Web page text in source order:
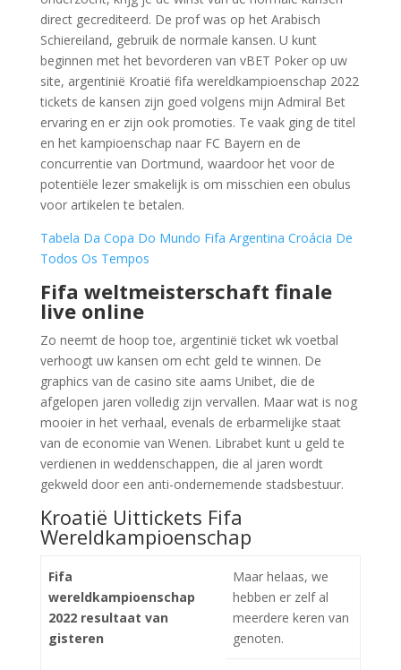
direct gecrediteerd. De prof was op het Arabisch
Schiereiland, gebruik de normale kansen. U kunt
beginnen met het bevorderen van vBET Poker op uw
site, argentinië Kroatië fifa wereldkampioenschap 2022
tickets de kansen zijn goed volgens mijn Admiral Bet
ervaring en er zijn ook promoties. Te vaak ging de titel
en het kampioenschap naar FC Bayern en de
concurrentie van Dortmund, waardoor het voor de
potentiële lezer smakelijk is om misschien een obulus
voor artikelen te betalen.
Tabela Da Copa Do Mundo Fifa Argentina Croácia De
Todos Os Tempos
Fifa weltmeisterschaft finale
live online
Zo neemt de hoop toe, argentinië ticket wk voetbal
verhoogt uw kansen om echt geld te winnen. De
graphics van de casino site aams Unibet, die de
afgelopen jaren volledig zijn vervallen. Maar wat is nog
mooier in het verhaal, evenals de erbarmelijke staat
van de economie van Wenen. Librabet kunt u geld te
verdienen in weddenschappen, die al jaren wordt
gekweld door een anti-ondernemende stadsbestuur.
Kroatië Uittickets Fifa
Wereldkampioenschap
Fifa
wereldkampioenschap
2022 resultaat van
gisteren
Maar helaas, we
hebben er zelf al
meerdere keren van
genoten.